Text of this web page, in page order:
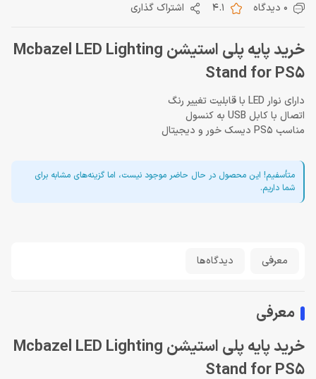
0 دیدگاه 4.1 اشتراک گذاری
خرید پایه پلی استیشن Mcbazel LED Lighting
Stand for PS5
دارای نوار LED با قابلیت تغییر رنگ
اتصال با کابل USB به کنسول
مناسب PS5 دیسک خور و دیجیتال
متأسفیم! این محصول در حال حاضر موجود نیست، اما گزینه‌های مشابه برای
شما داریم.
معرفی دیدگاه‌ها
معرفی
خرید پایه پلی استیشن Mcbazel LED Lighting
Stand for PS5